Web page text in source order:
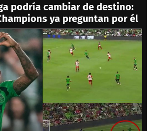
podría cambiar de destino:
ya preguntan por él